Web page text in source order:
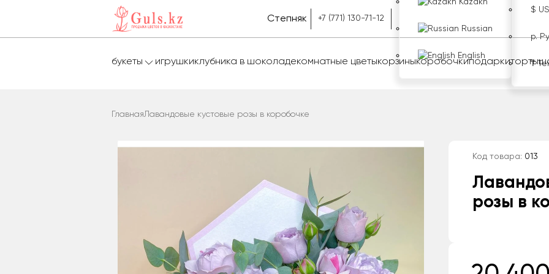
Степняк +7 (771) 130-71-12
Kazakh
Russian
English
$
р.
₸
букеты игрушкиклубника в шоколадекомнатные цветыкорзиныкоробочкиподаркиторты
ГлавнаяЛавандовые кустовые розы в коробочке
Код товара: 013
розы в